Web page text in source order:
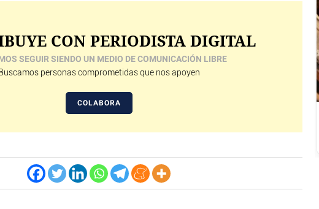
CON PERIODISTA DIGITAL
SEGUIR SIENDO UN MEDIO DE COMUNICACIÓN LIBRE
Buscamos personas comprometidas que nos apoyen
COLABORA